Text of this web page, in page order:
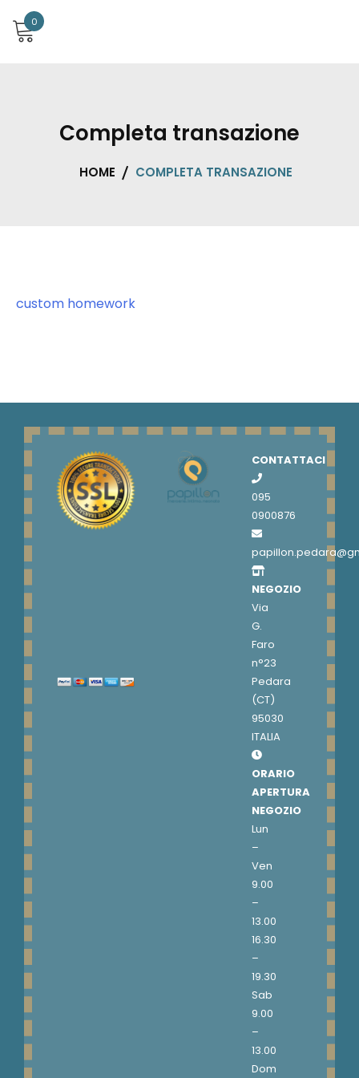
0
Completa transazione
HOME COMPLETA TRANSAZIONE
custom homework
CONTATTACI
095
0900876
NEGOZIO
Via
G.
Faro
n°23
Pedara
(CT)
95030
ITALIA
ORARIO
APERTURA
NEGOZIO
Lun
–
Ven
9.00
–
13.00
16.30
–
19.30
Sab
9.00
–
13.00
Dom